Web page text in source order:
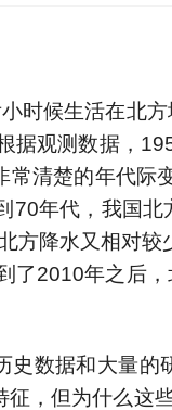
时候生活在北
据观测数据，
常清楚的年代际
70年代，我国
方降水又相对较
了2010年之后
史数据和大量
征，但为什么这